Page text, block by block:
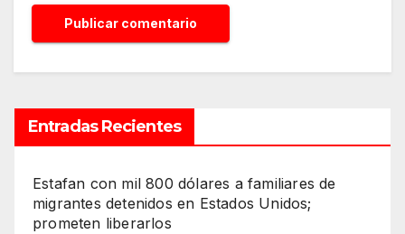
Entradas Recientes
Estafan con mil 800 dólares a familiares de
migrantes detenidos en Estados Unidos;
prometen liberarlos